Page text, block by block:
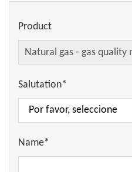
Product
Salutation*
Name*